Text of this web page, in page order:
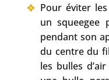
Pour éviter
un squeegee
pendant son
du centre du
les bulles